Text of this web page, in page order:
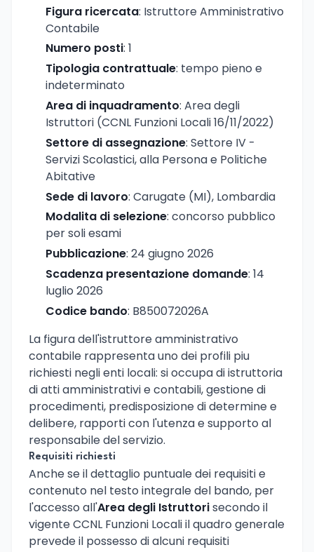
Figura ricercata: Istruttore Amministrativo
Contabile
Numero posti: 1
Tipologia contrattuale: tempo pieno e
indeterminato
Area di inquadramento: Area degli
Istruttori (CCNL Funzioni Locali 16/11/2022)
Settore di assegnazione: Settore IV -
Servizi Scolastici, alla Persona e Politiche
Abitative
Sede di lavoro: Carugate (MI), Lombardia
Modalita di selezione: concorso pubblico
per soli esami
Pubblicazione: 24 giugno 2026
Scadenza presentazione domande: 14
luglio 2026
Codice bando: B850072026A
La figura dell'istruttore amministrativo
contabile rappresenta uno dei profili piu
richiesti negli enti locali: si occupa di istruttoria
di atti amministrativi e contabili, gestione di
procedimenti, predisposizione di determine e
delibere, rapporti con l'utenza e supporto al
responsabile del servizio.
Requisiti richiesti
Anche se il dettaglio puntuale dei requisiti e
contenuto nel testo integrale del bando, per
l'accesso all'Area degli Istruttorisecondo il
vigente CCNL Funzioni Locali il quadro generale
prevede il possesso di alcuni requisiti